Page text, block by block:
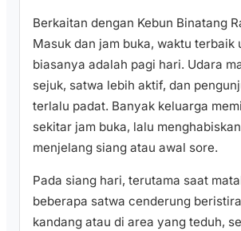
Berkaitan dengan Kebun Binatang
Masuk dan jam buka, waktu terbaik
biasanya adalah pagi hari. Udara
sejuk, satwa lebih aktif, dan
terlalu padat. Banyak keluarga
sekitar jam buka, lalu
menjelang siang atau awal sore.
Pada siang hari, terutama saat
beberapa satwa cenderung
kandang atau di area yang teduh,